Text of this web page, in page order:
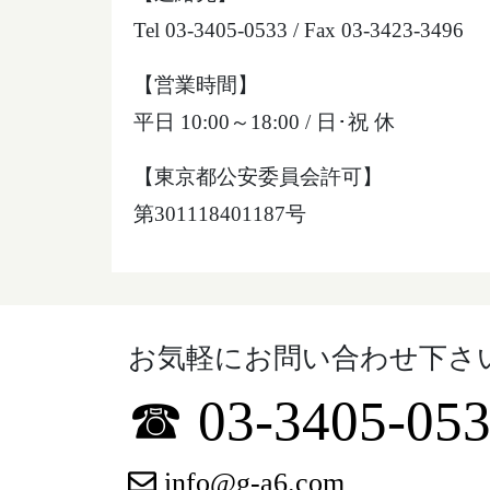
Tel 03-3405-0533 / Fax 03-3423-3496
【営業時間】
平日 10:00～18:00 / 日･祝 休
【東京都公安委員会許可】
第301118401187号
お気軽にお問い合わせ下さ
☎ 03-3405-
info@g-a6.com